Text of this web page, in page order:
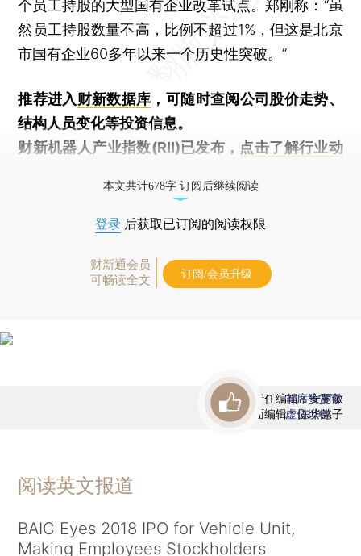
个员工持股的大型国有企业改革试点。郑刚称：“虽
然员工持股数量不高，比例不超过1%，但这是北京
市国有企业60多年以来一个历史性突破。”
推荐进入财新数据库 ，可随时查阅公司股价走势、
结构人员变化等投资信息。
财新机器人产业指数(RII)已发布， 点击了解行业动
本文共计678字 订阅后继续阅读
登录 后获取已订阅的阅读权限
财新通会员
可畅读全文
订阅/会员升级
责任编辑：安丽敏
版面编辑：陈华懿子
首席赞赏官
虚位以待
阅读英文报道
BAIC Eyes 2018 IPO for Vehicle Unit,
Making Employees Stockholders